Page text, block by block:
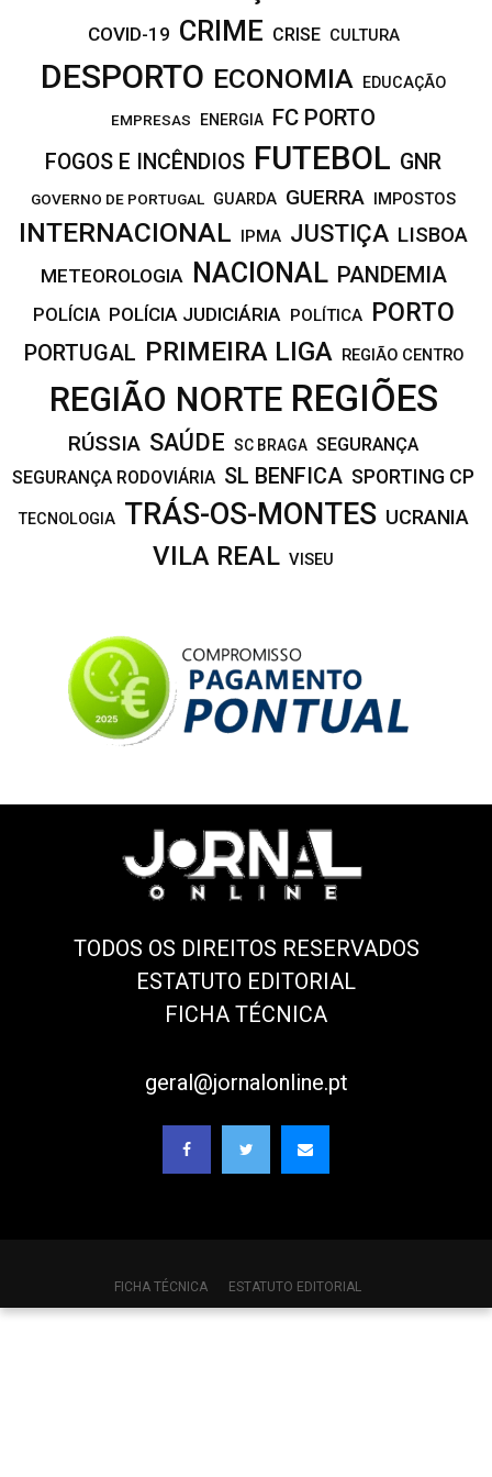
COVID-19 CRIME CRISE CULTURA
DESPORTO ECONOMIA EDUCAÇÃO
EMPRESAS ENERGIA FC PORTO
FOGOS E INCÊNDIOS FUTEBOL GNR
GOVERNO DE PORTUGAL GUARDA GUERRA IMPOSTOS
INTERNACIONAL IPMA JUSTIÇA LISBOA
METEOROLOGIA NACIONAL PANDEMIA
POLÍCIA POLÍCIA JUDICIÁRIA POLÍTICA PORTO
PORTUGAL PRIMEIRA LIGA REGIÃO CENTRO
REGIÃO NORTE REGIÕES
RÚSSIA SAÚDE SC BRAGA SEGURANÇA
SEGURANÇA RODOVIÁRIA SL BENFICA SPORTING CP
TECNOLOGIA TRÁS-OS-MONTES UCRANIA
VILA REAL VISEU
TODOS OS DIREITOS RESERVADOS
ESTATUTO EDITORIAL
FICHA TÉCNICA
geral@jornalonline.pt
FICHA TÉCNICA ESTATUTO EDITORIAL